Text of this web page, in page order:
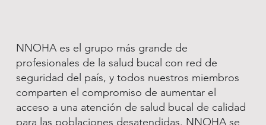
NNOHA es el grupo más grande de
profesionales de la salud bucal con red de
seguridad del país, y todos nuestros miembros
comparten el compromiso de aumentar el
acceso a una atención de salud bucal de calidad
para las poblaciones desatendidas. NNOHA se